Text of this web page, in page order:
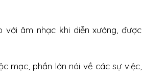
âm nhạc khi diễn xướng, được
mạc, phần lớn nói về các sự việc,